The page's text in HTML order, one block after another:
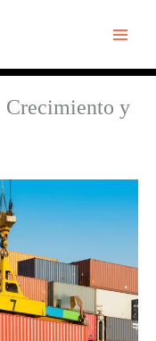
Crecimiento y